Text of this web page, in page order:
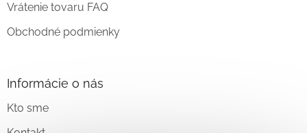
Vrátenie tovaru FAQ
Obchodné podmienky
Informácie o nás
Kto sme